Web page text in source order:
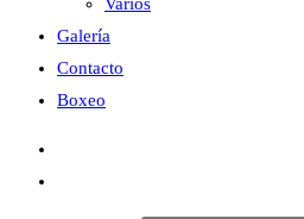
Galería
Contacto
Boxeo